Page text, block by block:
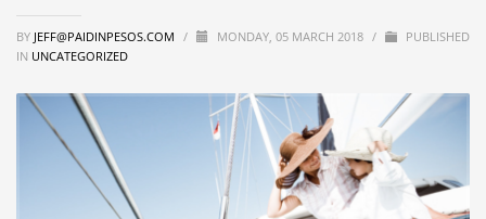
BY JEFF@PAIDINPESOS.COM / MONDAY, 05 MARCH 2018 /
PUBLISHED
IN UNCATEGORIZED